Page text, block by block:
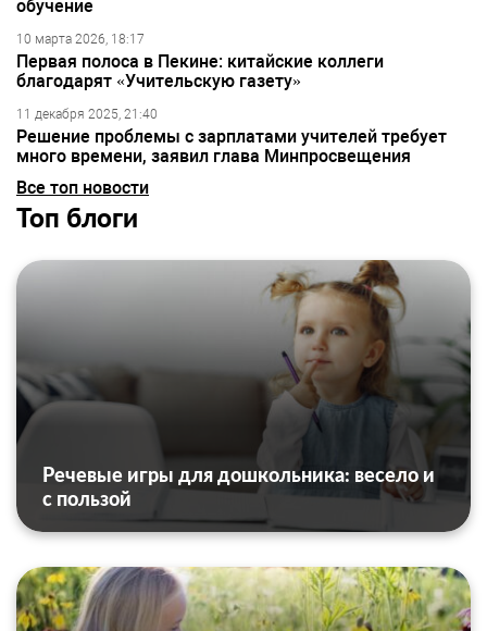
обучение
10 марта 2026, 18:17
Первая полоса в Пекине: китайские коллеги
благодарят «Учительскую газету»
11 декабря 2025, 21:40
Решение проблемы с зарплатами учителей требует
много времени, заявил глава Минпросвещения
Все топ новости
Топ блоги
Речевые игры для дошкольника: весело и
с пользой